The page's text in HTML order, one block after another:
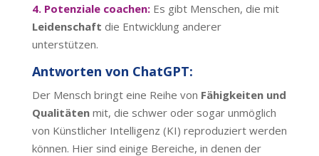
4. Potenziale coachen:Es gibt Menschen, die mit
Leidenschaft die Entwicklung anderer
unterstützen.
Antworten von ChatGPT:
Der Mensch bringt eine Reihe von Fähigkeiten und
Qualitätenmit, die schwer oder sogar unmöglich
von Künstlicher Intelligenz (KI) reproduziert werden
können. Hier sind einige Bereiche, in denen der